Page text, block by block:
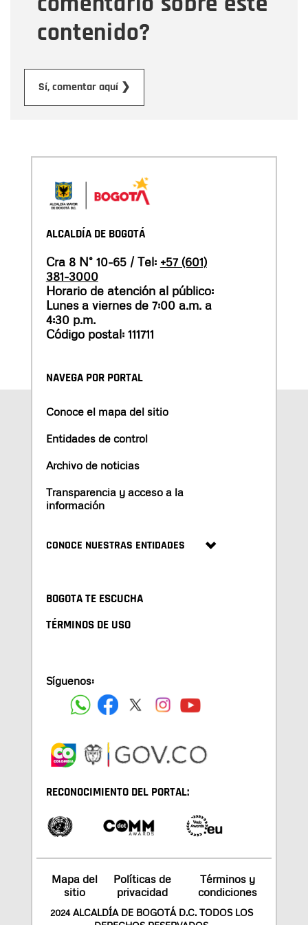
contenido?
Sí, comentar aquí ❯
ALCALDÍA DE BOGOTÁ
Cra 8 N° 10-65 / Tel: +57 (601)
381-3000
Horario de atención al público:
Lunes a viernes de 7:00 a.m. a
4:30 p.m.
Código postal: 111711
NAVEGA POR PORTAL
Conoce el mapa del sitio
Entidades de control
Archivo de noticias
Transparencia y acceso a la
información
CONOCE NUESTRAS ENTIDADES
BOGOTA TE ESCUCHA
TÉRMINOS DE USO
Síguenos:
RECONOCIMIENTO DEL PORTAL:
Mapa del
sitio
Políticas de
privacidad
Términos y
condiciones
2024 ALCALDÍA DE BOGOTÁ D.C. TODOS LOS